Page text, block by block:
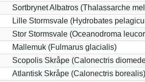
Sortbrynet Albatros (Thalassarche
Lille Stormsvale (Hydrobates
Stor Stormsvale (Oceanodroma
Mallemuk (Fulmarus glacialis)
Scopolis Skråpe (Calonectris
Atlantisk Skråpe (Calonectris borealis)